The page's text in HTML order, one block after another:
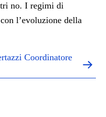
no. I regimi di
l’evoluzione della
Coordinatore